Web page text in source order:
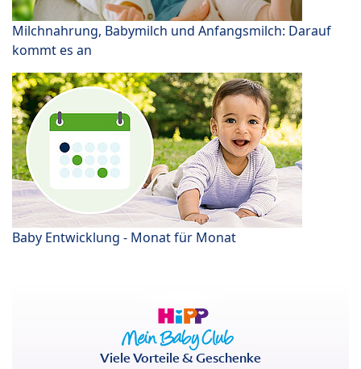
Milchnahrung, Babymilch und Anfangsmilch: Darauf
kommt es an
Baby Entwicklung - Monat für Monat
Viele Vorteile & Geschenke